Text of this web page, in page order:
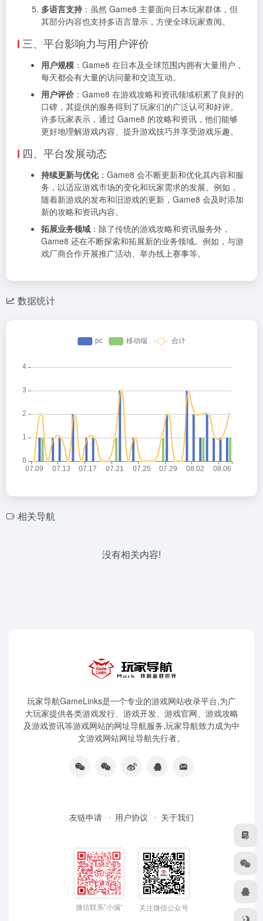
多语言支持 ：虽然 Game8 主要面向日本玩家群体，但
其部分内容也支持多语言显示，方便全球玩家查阅。
三、平台影响力与用户评价
用户规模 ：Game8 在日本及全球范围内拥有大量用户，
每天都会有大量的访问量和交流互动。
用户评价 ：Game8 在游戏攻略和资讯领域积累了良好的
口碑，其提供的服务得到了玩家们的广泛认可和好评。
许多玩家表示，通过 Game8 的攻略和资讯，他们能够
更好地理解游戏内容、提升游戏技巧并享受游戏乐趣。
四、平台发展动态
持续更新与优化：Game8 会不断更新和优化其内容和服
务，以适应游戏市场的变化和玩家需求的发展。例如，
随着新游戏的发布和旧游戏的更新，Game8 会及时添加
新的攻略和资讯内容。
拓展业务领域 ：除了传统的游戏攻略和资讯服务外，
Game8 还在不断探索和拓展新的业务领域。例如，与游
戏厂商合作开展推广活动、举办线上赛事等。
数据统计
相关导航
没有相关内容!
玩家导航GameLinks是一个专业的游戏网站收录平台,为广
大玩家提供各类游戏发行、游戏开发、游戏官网、游戏攻略
及游戏资讯等游戏网站的网址导航服务,玩家导航致力成为中
文游戏网站网址导航先行者。
友链申请 用户协议 关于我们
微信联系”小编“ 关注微信公众号